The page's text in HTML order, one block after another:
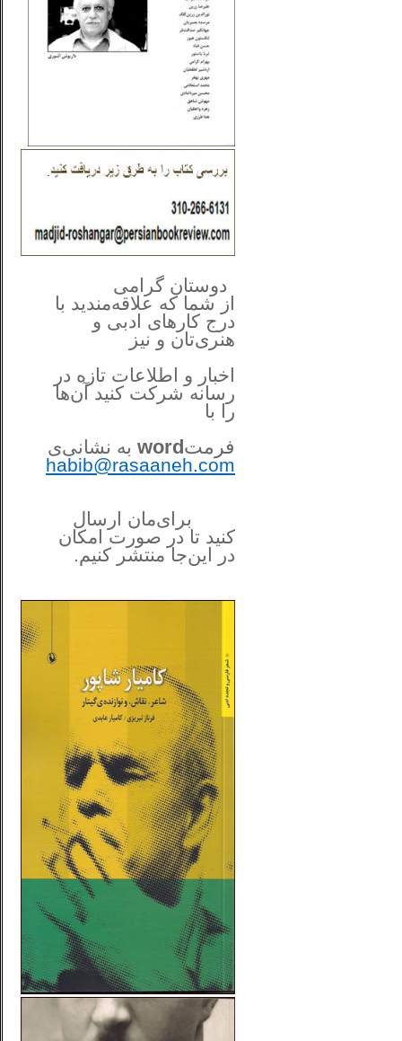
دوستان گرامی
از شما که علاقه‌مندید با
درج کارهای‌ ادبی و
هنری‌تان و نیز
اخبار و اطلاعات تازه در
رسانه شرکت کنید آن‌ها
را با
فرمتword به نشانی‌ی
habib@rasaaneh.com
برای‌مان ارسال
کنید تا در صورت امکان
در این‌جامنتشر کنیم.